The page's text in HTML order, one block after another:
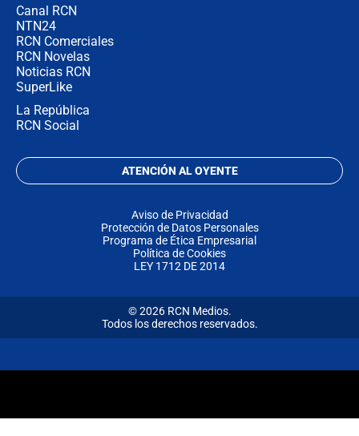
Canal RCN
NTN24
RCN Comerciales
RCN Novelas
Noticias RCN
SuperLike
La República
RCN Social
ATENCIÓN AL OYENTE
Aviso de Privacidad
Protección de Datos Personales
Programa de Ética Empresarial
Política de Cookies
LEY 1712 DE 2014
© 2026 RCN Medios.
Todos los derechos reservados.